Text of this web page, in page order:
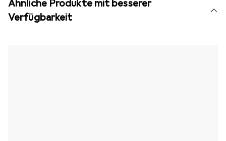
Ähnliche Produkte mit besserer
Verfügbarkeit